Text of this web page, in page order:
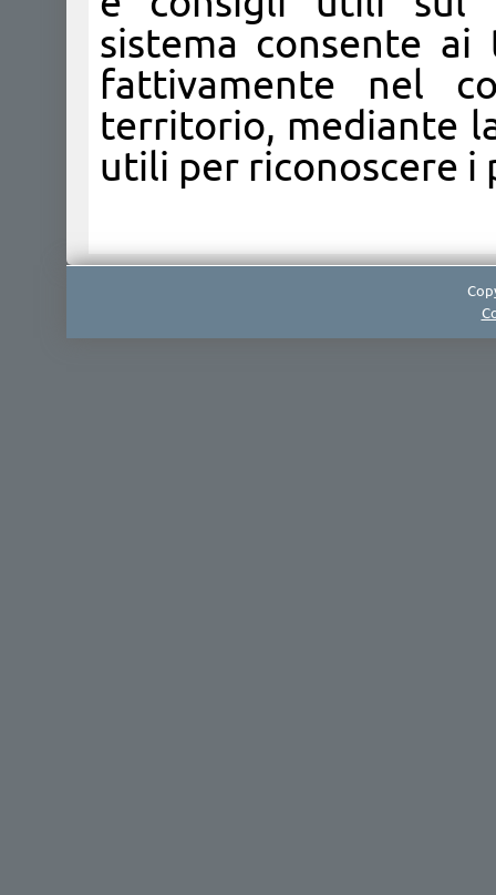
sistema consente
fattivamente nel
territorio, mediante
utili per riconoscere